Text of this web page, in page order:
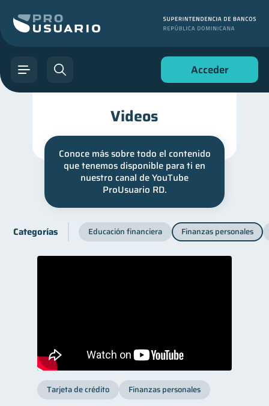
Acceder
Videos
Conoce más sobre todo el contenido
que tenemos disponible para ti en
nuestro canal de YouTube
ProUsuario RD.
Categorías Educación financiera Finanzas personales
Tarjeta de crédito Finanzas personales